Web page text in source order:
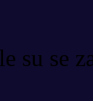
su se